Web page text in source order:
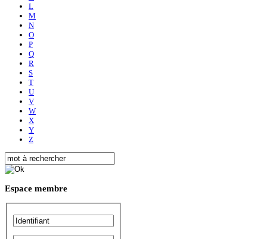
L
M
N
O
P
Q
R
S
T
U
V
W
X
Y
Z
Espace membre